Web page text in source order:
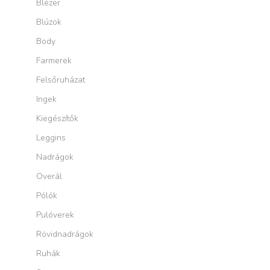
Blézer
Blúzok
Body
Farmerek
Felsőruházat
Ingek
Kiegészítők
Leggins
Nadrágok
Overál
Pólók
Pulóverek
Rövidnadrágok
Ruhák